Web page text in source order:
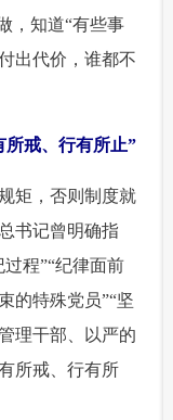
，知道“有些事
出代价，谁都不
戒、行有所止”
矩，否则制度就
书记曾明确指
程”“纪律面前
的特殊党员”“坚
理干部、以严的
所戒、行有所